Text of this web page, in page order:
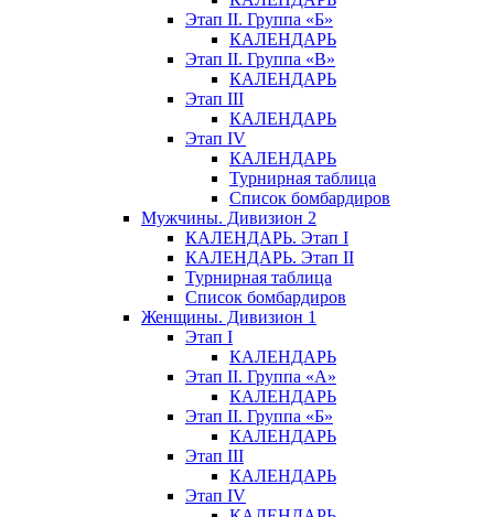
Этап II. Группа «Б»
КАЛЕНДАРЬ
Этап II. Группа «В»
КАЛЕНДАРЬ
Этап III
КАЛЕНДАРЬ
Этап IV
КАЛЕНДАРЬ
Турнирная таблица
Список бомбардиров
Мужчины. Дивизион 2
КАЛЕНДАРЬ. Этап I
КАЛЕНДАРЬ. Этап II
Турнирная таблица
Список бомбардиров
Женщины. Дивизион 1
Этап I
КАЛЕНДАРЬ
Этап II. Группа «А»
КАЛЕНДАРЬ
Этап II. Группа «Б»
КАЛЕНДАРЬ
Этап III
КАЛЕНДАРЬ
Этап IV